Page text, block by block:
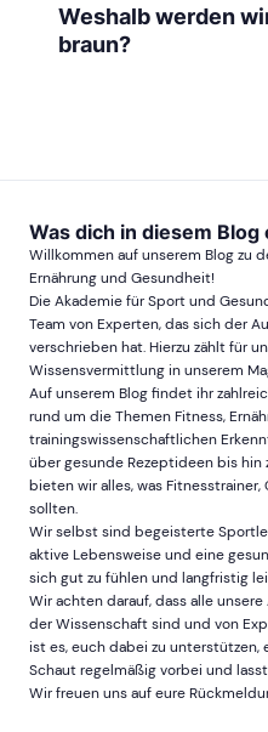
Weshalb werden
braun?
Was dich in diesem
Willkommen auf unserem Blog zu
Ernährung und Gesundheit!
Die Akademie für Sport und
Team von Experten, das sich der
verschrieben hat. Hierzu zählt für
Wissensvermittlung in unserem
Auf unserem Blog findet ihr
rund um die Themen Fitness,
trainingswissenschaftlichen
über gesunde Rezeptideen bis hin
bieten wir alles, was
sollten.
Wir selbst sind begeisterte
aktive Lebensweise und eine
sich gut zu fühlen und langfristig
Wir achten darauf, dass alle
der Wissenschaft sind und von
ist es, euch dabei zu unterstützen,
Schaut regelmäßig vorbei und
Wir freuen uns auf eure